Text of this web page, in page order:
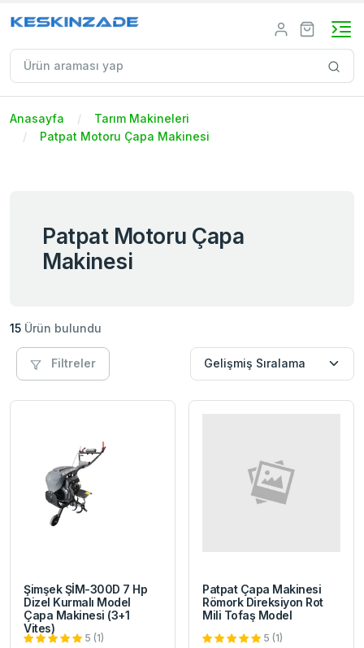
Anasayfa
Tarım Makineleri
Patpat Motoru Çapa Makinesi
Patpat Motoru Çapa
Makinesi
15 Ürün bulundu
Filtreler
Şimşek ŞİM-300D 7 Hp
Dizel Kurmalı Model
Çapa Makinesi (3+1
Vites)
5 (1)
Patpat Çapa Makinesi
Römork Direksiyon Rot
Mili Tofaş Model
5 (1)